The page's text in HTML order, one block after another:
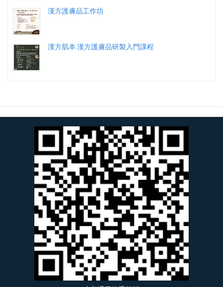
漢方護膚品工作坊
漢方肌本 漢方護膚品研製入門課程